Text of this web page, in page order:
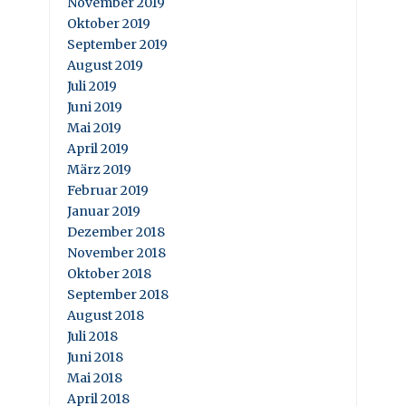
Oktober 2019
September 2019
August 2019
Juli 2019
Juni 2019
Mai 2019
April 2019
März 2019
Februar 2019
Januar 2019
Dezember 2018
November 2018
Oktober 2018
September 2018
August 2018
Juli 2018
Juni 2018
Mai 2018
April 2018